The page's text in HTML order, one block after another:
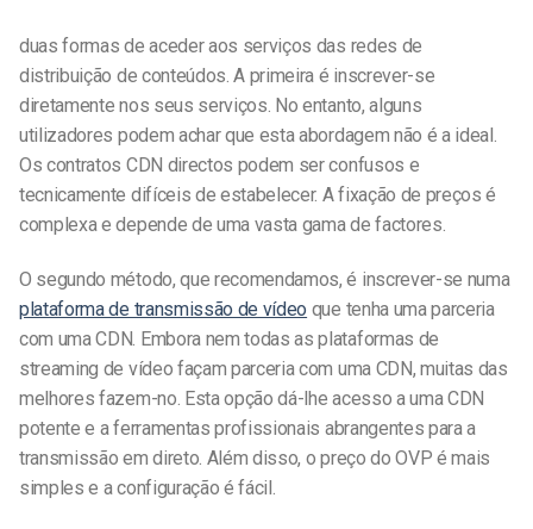
duas formas de aceder aos serviços das redes de
distribuição de conteúdos. A primeira é inscrever-se
diretamente nos seus serviços. No entanto, alguns
utilizadores podem achar que esta abordagem não é a ideal.
Os contratos CDN directos podem ser confusos e
tecnicamente difíceis de estabelecer. A fixação de preços é
complexa e depende de uma vasta gama de factores.
O segundo método, que recomendamos, é inscrever-se numa
plataforma de transmissão de vídeo que tenha uma parceria
com uma CDN. Embora nem todas as plataformas de
streaming de vídeo façam parceria com uma CDN, muitas das
melhores fazem-no. Esta opção dá-lhe acesso a uma CDN
potente e a ferramentas profissionais abrangentes para a
transmissão em direto. Além disso, o preço do OVP é mais
simples e a configuração é fácil.